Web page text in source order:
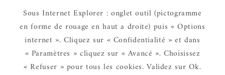
Sous Inter­net Explo­rer : onglet outil (picto­gramme
en forme de rouage en haut a droite) puis « Options
inter­net ». Cliquez sur « Confi­den­tia­lité » et dans
« Para­mètres » cliquez sur « Avancé ». Choi­sis­sez
« Refu­ser » pour tous les cookies. Vali­dez sur Ok.